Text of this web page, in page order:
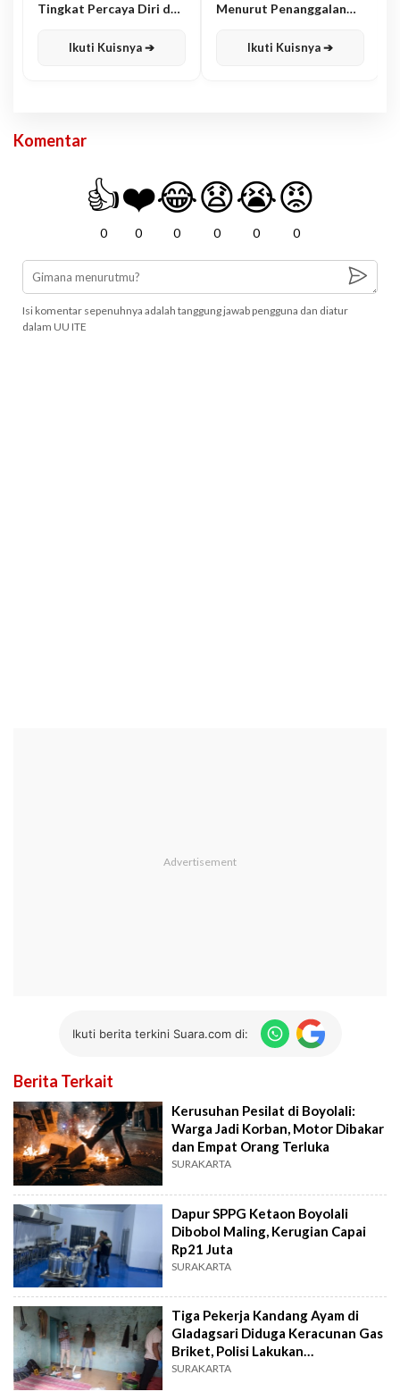
Tingkat Percaya Diri dan
Ikuti Kuisnya ➔
Menurut Penanggalan
Ikuti Kuisnya ➔
Komentar
👍
0
❤️
0
😂
0
😧
0
😭
0
😡
0
Isi komentar sepenuhnya adalah tanggung jawab pengguna dan diatur
dalam UU ITE
Ikuti berita terkini Suara.com di:
Berita Terkait
Kerusuhan Pesilat di Boyolali:
Warga Jadi Korban, Motor Dibakar
dan Empat Orang Terluka
SURAKARTA
Dapur SPPG Ketaon Boyolali
Dibobol Maling, Kerugian Capai
Rp21 Juta
SURAKARTA
Tiga Pekerja Kandang Ayam di
Gladagsari Diduga Keracunan Gas
Briket, Polisi Lakukan
Penyelidikan
SURAKARTA